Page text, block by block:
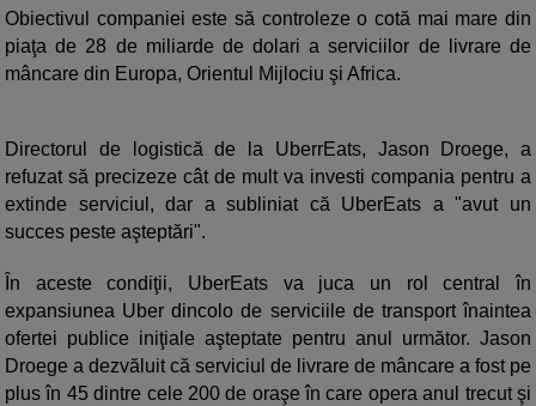
Obiectivul companiei este să controleze o cotă mai mare din
piaţa de 28 de miliarde de dolari a serviciilor de livrare de
mâncare din Europa, Orientul Mijlociu şi Africa.
Directorul de logistică de la UberrEats, Jason Droege, a
refuzat să precizeze cât de mult va investi compania pentru a
extinde serviciul, dar a subliniat că UberEats a "avut un
succes peste aşteptări".
În aceste condiţii, UberEats va juca un rol central în
expansiunea Uber dincolo de serviciile de transport înaintea
ofertei publice iniţiale aşteptate pentru anul următor. Jason
Droege a dezvăluit că serviciul de livrare de mâncare a fost pe
plus în 45 dintre cele 200 de oraşe în care opera anul trecut şi